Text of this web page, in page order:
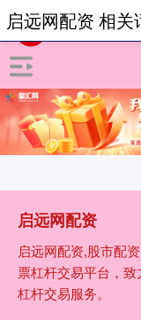
启远网配资
启远网配资,股市配
票杠杆交易平台，
杠杆交易服务。
启远网配资 相关